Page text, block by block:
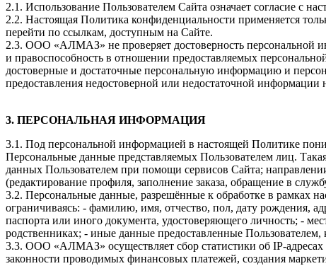
2.1. Использование Пользователем Сайта означает согласие с
2.2. Настоящая Политика конфиденциальности применяется
перейти по ссылкам, доступным на Сайте.
2.3. ООО «АЛМАЗ» не проверяет достоверность персональной
и правоспособность в отношении предоставляемых
достоверные и достаточные персональную информацию и
предоставления недостоверной или недостаточной информации
3. ПЕРСОНАЛЬНАЯ ИНФОРМАЦИЯ
3.1. Под персональной информацией в настоящей Политике
Персональные данные представляемых Пользователем лиц.
данных Пользователем при помощи сервисов Сайта;
(редактирование профиля, заполнение заказа, обращение в
3.2. Персональные данные, разрешённые к обработке в рамках
ограничиваясь: - фамилию, имя, отчество, пол, дату рождения,
паспорта или иного документа, удостоверяющего личность; -
родственниках; - иные данные предоставленные
3.3. ООО «АЛМАЗ» осуществляет сбор статистики об IP-адресах
законности проводимых финансовых платежей, создания